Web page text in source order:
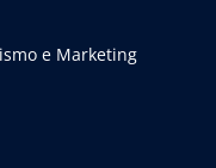
e Marketing